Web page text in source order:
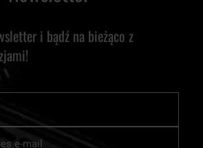
i bądź na bieżąco z